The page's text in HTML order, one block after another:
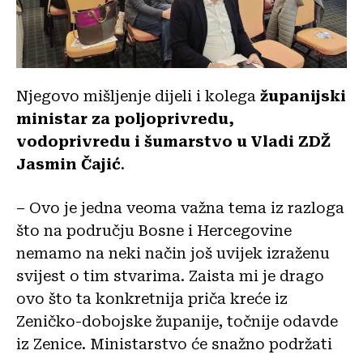
Njegovo mišljenje dijeli i kolega županijski
ministar za poljoprivredu,
vodoprivredu i šumarstvo u Vladi ZDŽ
Jasmin Čajić.
– Ovo je jedna veoma važna tema iz razloga
što na području Bosne i Hercegovine
nemamo na neki način još uvijek izraženu
svijest o tim stvarima. Zaista mi je drago
ovo što ta konkretnija priča kreće iz
Zeničko-dobojske županije, točnije odavde
iz Zenice. Ministarstvo će snažno podržati